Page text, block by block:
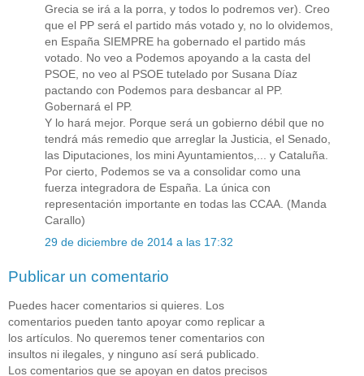
Grecia se irá a la porra, y todos lo podremos ver). Creo
que el PP será el partido más votado y, no lo olvidemos,
en España SIEMPRE ha gobernado el partido más
votado. No veo a Podemos apoyando a la casta del
PSOE, no veo al PSOE tutelado por Susana Díaz
pactando con Podemos para desbancar al PP.
Gobernará el PP.
Y lo hará mejor. Porque será un gobierno débil que no
tendrá más remedio que arreglar la Justicia, el Senado,
las Diputaciones, los mini Ayuntamientos,... y Cataluña.
Por cierto, Podemos se va a consolidar como una
fuerza integradora de España. La única con
representación importante en todas las CCAA. (Manda
Carallo)
29 de diciembre de 2014 a las 17:32
Publicar un comentario
Puedes hacer comentarios si quieres. Los
comentarios pueden tanto apoyar como replicar a
los artículos. No queremos tener comentarios con
insultos ni ilegales, y ninguno así será publicado.
Los comentarios que se apoyan en datos precisos